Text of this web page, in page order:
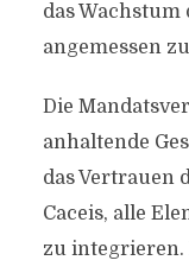
das Wachstum
angemessen
Die
anhaltende
das Vertrauen
Caceis, alle
zu